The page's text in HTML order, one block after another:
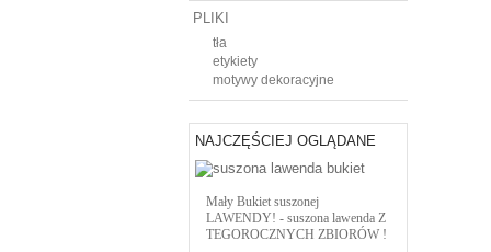
PLIKI
tła
etykiety
motywy dekoracyjne
NAJCZĘŚCIEJ OGLĄDANE
Mały Bukiet suszonej
LAWENDY! - suszona lawenda Z
TEGOROCZNYCH ZBIORÓW !